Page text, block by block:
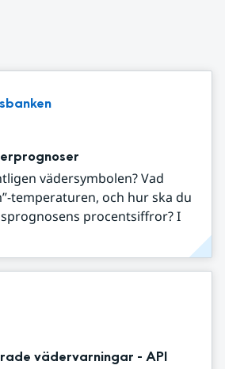
vädersymbolen? Vad
temperaturen, och hur ska du
procentsiffror? I
vädervarningar - API